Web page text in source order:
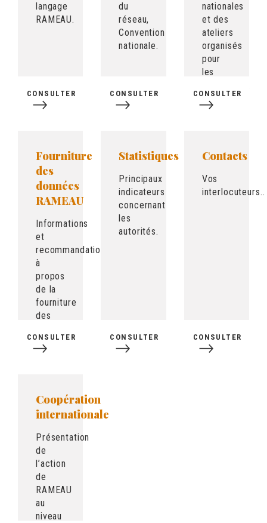
langage
RAMEAU.
CONSULTER
du
réseau,
Convention
nationale.
CONSULTER
nationales
et des
ateliers
organisés
pour
les
CONSULTER
Fourniture
des
données
RAMEAU
Informations
et
recommandations
à
propos
de la
fourniture
des
CONSULTER
Statistiques
Principaux
indicateurs
concernant
les
autorités.
CONSULTER
Contacts
Vos
interlocuteurs..
CONSULTER
Coopération
internationale
Présentation
de
l’action
de
RAMEAU
au
niveau